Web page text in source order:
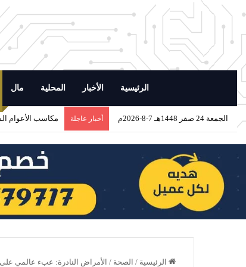
الرئيسية الأخبار المحلية مال
الجمعة 24 صفر 1448هـ 7-8-2026م أخبار عاجلة مكاسب الأعوام السابقة
الرئيسية / الصحة / الأمراض النادرة: عبء عالمي